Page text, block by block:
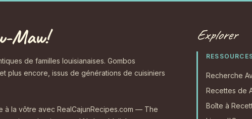
Maw!
de familles louisianaises. Gombos
plus encore, issus de générations de cuisiniers
à la vôtre avec RealCajunRecipes.com — The
Explorer
Recherche
Recettes de
Boîte à